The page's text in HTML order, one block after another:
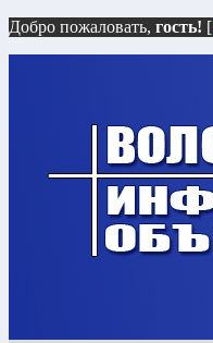
Добро пожаловать, гость! [